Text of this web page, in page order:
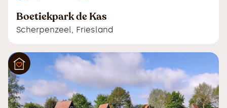
Boetiekpark de Kas
Scherpenzeel, Friesland